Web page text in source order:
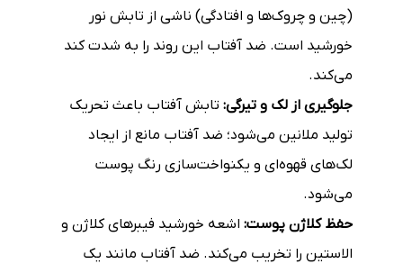
(چین و چروک‌ها و افتادگی) ناشی از تابش نور
خورشید است. ضد آفتاب این روند را به شدت کند
می‌کند.
جلوگیری از لک و تیرگی: تابش آفتاب باعث تحریک
تولید ملانین می‌شود؛ ضد آفتاب مانع از ایجاد
لک‌های قهوه‌ای و یکنواخت‌سازی رنگ پوست
می‌شود.
حفظ کلاژن پوست: اشعه خورشید فیبرهای کلاژن و
الاستین را تخریب می‌کند. ضد آفتاب مانند یک